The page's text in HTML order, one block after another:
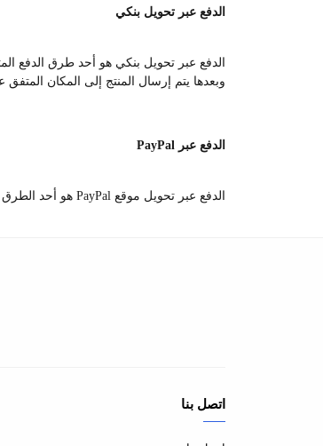
الدفع عبر تحويل بنكي
الدفع عبر تحويل بنكي هو أحد طرق الدفع
وبعدها يتم إرسال المنتج إلى المكان المتفق
الدفع عبر PayPal
الدفع عبر تحويل موقع PayPal هو أحد الطرق المتاحة على متجرنا،
اتصل بنا